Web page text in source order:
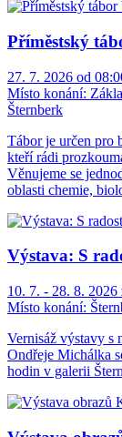
Příměstský
27. 7. 2026 od
Místo konání:
Šternberk
Tábor je určen pro
kteří rádi
Věnujeme se
oblasti chemie,
Výstava: S
10. 7. - 28. 8. 2026
Místo konání:
Vernisáž výstavy s
Ondřeje Michálka
hodin v galerii